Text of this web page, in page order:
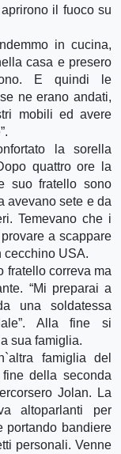
il fuoco su
in cucina,
casa e presero
E quindi le
ne erano andati,
mobili ed avere
la sorella
quattro ore la
suo fratello sono
avevano sete e da
Temevano che i
a scappare
cecchino USA.
fratello correva ma
“Mi preparai a
una soldatessa
Alla fine si
sua famiglia.
famiglia del
della seconda
Jolan. La
altoparlanti per
portando bandiere
personali. Venne